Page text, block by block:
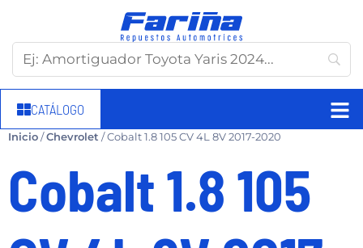
CATÁLOGO
Inicio/Chevrolet / Cobalt 1.8 105 CV 4L 8V 2017-2020
Cobalt 1.8 105